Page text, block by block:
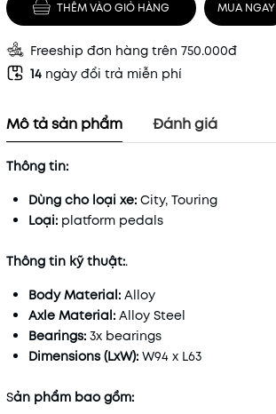
THÊM VÀO GIỎ HÀNG MUA NGAY
Freeship đơn hàng trên 750.000đ
14 ngày đổi trả miễn phí
Mô tả sản phẩm Đánh giá
Thông tin:
Dùng cho loại xe: City, Touring
Loại: platform pedals
Thông tin kỹ thuật:.
Body Material: Alloy
Axle Material: Alloy Steel
Bearings: 3x bearings
Dimensions (LxW): W94 x L63
Sản phẩm bao gồm: